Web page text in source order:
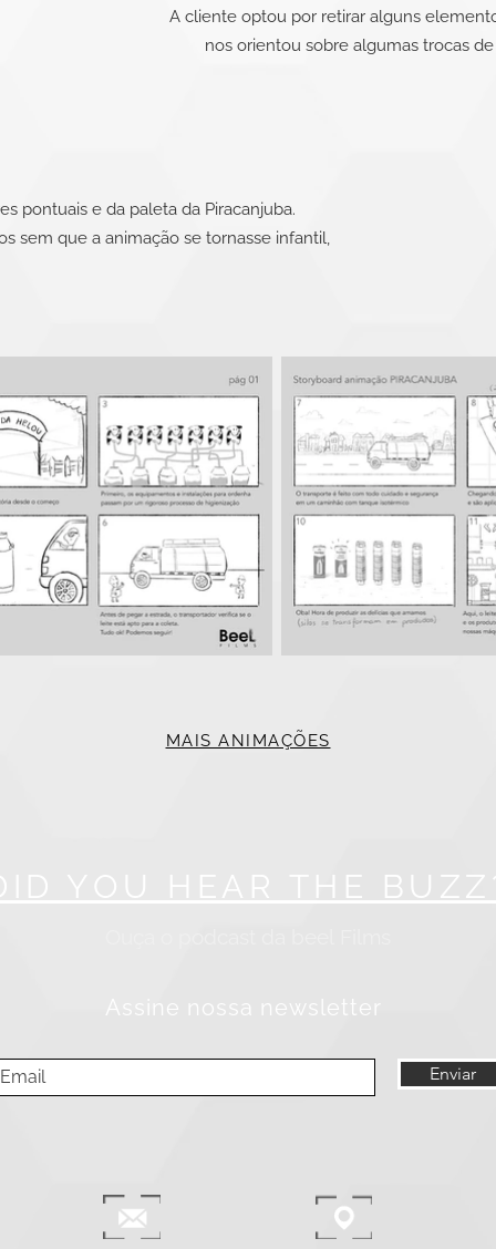
A cliente optou por retirar alguns
nos orientou sobre algumas trocas
pontuais e da paleta da Piracanjuba.
sem que a animação se tornasse infantil,
MAIS ANIMAÇÕES
YOU HEAR THE
Assine nossa newsletter
Enviar